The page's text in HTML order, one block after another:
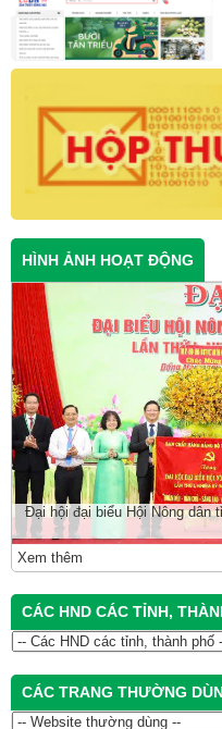
HÌNH ẢNH HOẠT ĐỘNG
Đại hội đại biểu Hội Nông dân
Xem thêm
CÁC HND CÁC TỈNH,
CÁC TRANG THƯỜNG